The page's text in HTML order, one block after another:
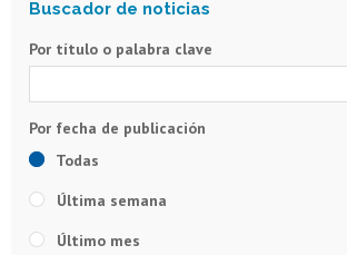
Por título o palabra clave
Todas
Última semana
Último mes